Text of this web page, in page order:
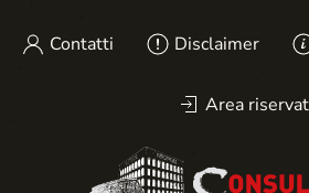
Contatti Disclaimer
Area